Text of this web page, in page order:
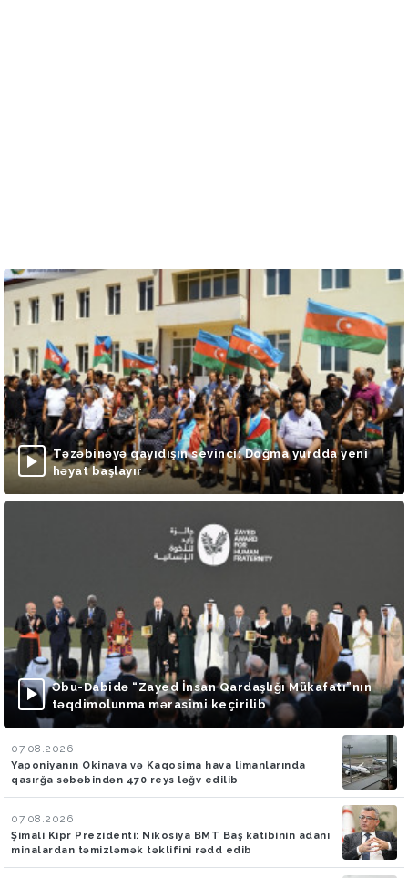
Təzəbinəyə qayıdışın sevinci: Doğma yurdda yeni
həyat başlayır
Əbu-Dabidə “Zayed İnsan Qardaşlığı Mükafatı”nın
təqdimolunma mərasimi keçirilib
07.08.2026
Yaponiyanın Okinava və Kaqosima hava limanlarında
qasırğa səbəbindən 470 reys ləğv edilib
07.08.2026
Şimali Kipr Prezidenti: Nikosiya BMT Baş katibinin adanı
minalardan təmizləmək təklifini rədd edib